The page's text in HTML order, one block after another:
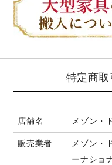
特定商
店舗名 メゾン・
販売業者
メゾン・
ーナショ